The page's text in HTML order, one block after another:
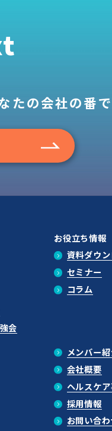
たの会社の番で
会
お役立ち情報
資料ダウ
セミナー
コラム
メンバー
会社概要
ヘルスケ
採用情報
お問い合